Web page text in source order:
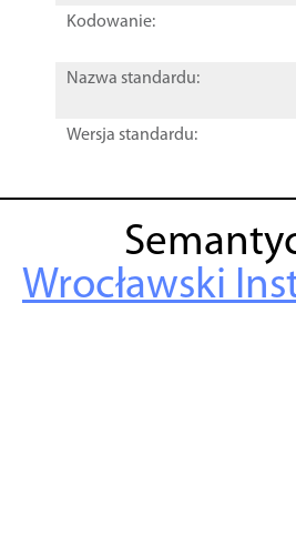
Kodowanie:
Nazwa standardu:
Wersja standardu:
Wrocławski